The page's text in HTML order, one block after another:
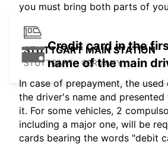
STUTTGART MAIN STATION
STUTTGART - GERMANY
you must bring both parts of
Credit card in the
name of the main
In case of prepayment, the
the driver's name and
it. For some vehicles, 2
including a major one, will be
cards bearing the words "debit